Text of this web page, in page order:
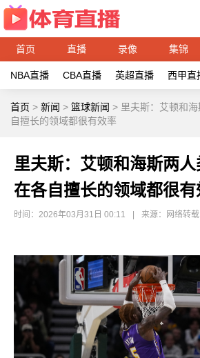
首页 直播 录像 集锦
NBA直播 CBA直播 英超直播 西甲直
首页 > 新闻 > 篮球新闻 > 里夫斯：艾顿和
自擅长的领域都很有效率
里夫斯：艾顿和海斯两
在各自擅长的领域都很有
时间：2026年03月31日 00:11 来源：网络转载